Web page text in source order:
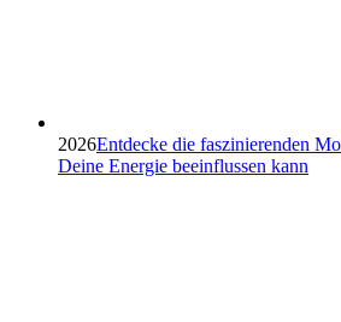
2026Entdecke die faszinierenden
Deine Energie beeinflussen kann